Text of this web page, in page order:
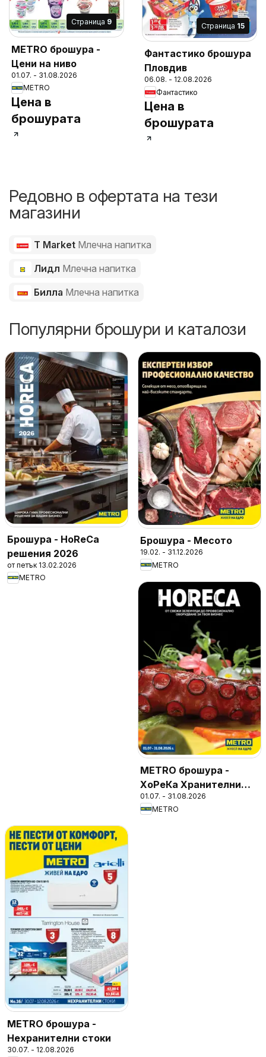
Cтраница 9
METRO брошура -
Цени на ниво
01.07. - 31.08.2026
METRO
Цена в
брошурата
Cтраница 15
Фантастико брошура
Пловдив
06.08. - 12.08.2026
Фантастико
Цена в
брошурата
Редовно в офертата на тези
магазини
T Market Млечна напитка
Лидл Млечна напитка
Билла Млечна напитка
Популярни брошури и каталози
Брошура - HoReCa
решения 2026
от петък 13.02.2026
METRO
Брошура - Месото
19.02. - 31.12.2026
METRO
METRO брошура -
ХоРеКа Хранителни
стоки
01.07. - 31.08.2026
METRO
METRO брошура -
Нехранителни стоки
30.07. - 12.08.2026